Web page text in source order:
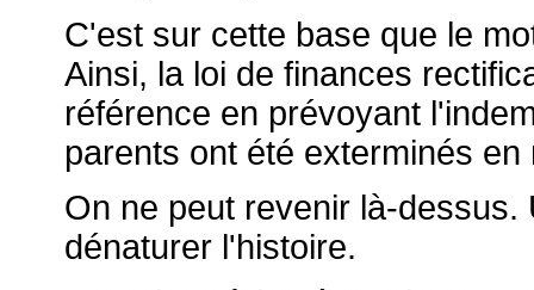
C'est sur cette base que le
Ainsi, la loi de finances
référence en prévoyant
parents ont été exterminés
On ne peut revenir là-
dénaturer l'histoire.